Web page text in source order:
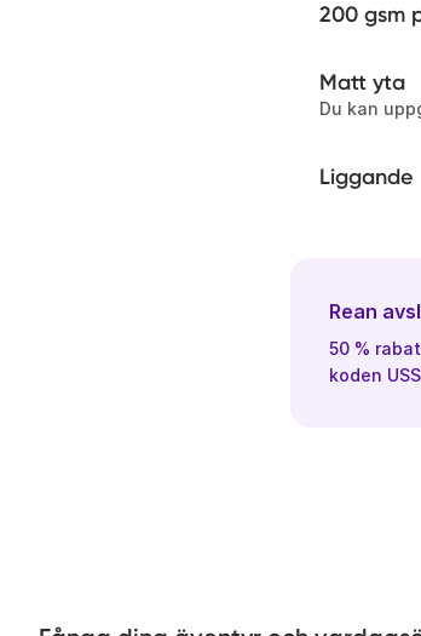
200 gsm
Matt yta
Du kan
Liggande
Rean
50 %
koden